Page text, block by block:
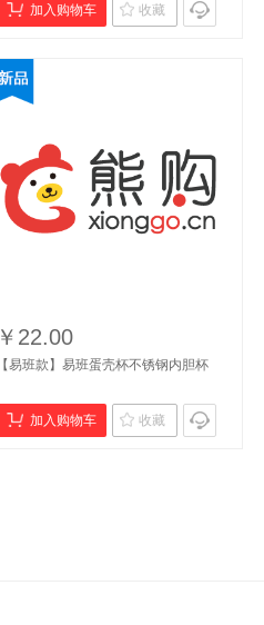
加入购物车 收藏
￥22.00
【易班款】易班蛋壳杯不锈钢内胆杯
加入购物车 收藏